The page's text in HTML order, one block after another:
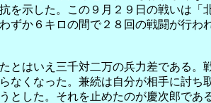
を示した。この９月２９日の戦いは「
ずか６キロの間で２８回の戦闘が行わ
とはいえ三千対二万の兵力差である。
なくなった。兼続は自分が相手に討ち
とした。それを止めたのが慶次郎であ